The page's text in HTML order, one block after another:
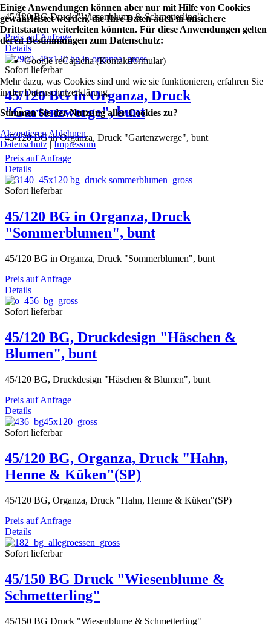
45/120 BG Druck "Wiesenblume & Schmetterling"
Preis auf Anfrage
Details
Sofort lieferbar
45/120 BG in Organza, Druck
"Gartenzwerge", bunt
45/120 BG in Organza, Druck "Gartenzwerge", bunt
Preis auf Anfrage
Details
Sofort lieferbar
45/120 BG in Organza, Druck
"Sommerblumen", bunt
45/120 BG in Organza, Druck "Sommerblumen", bunt
Preis auf Anfrage
Details
Sofort lieferbar
45/120 BG, Druckdesign "Häschen &
Blumen", bunt
45/120 BG, Druckdesign "Häschen & Blumen", bunt
Preis auf Anfrage
Details
Sofort lieferbar
45/120 BG, Organza, Druck "Hahn,
Henne & Küken"(SP)
45/120 BG, Organza, Druck "Hahn, Henne & Küken"(SP)
Preis auf Anfrage
Details
Sofort lieferbar
45/150 BG Druck "Wiesenblume &
Schmetterling"
45/150 BG Druck "Wiesenblume & Schmetterling"
Einige Anwendungen können aber nur mit Hilfe von Cookies
gewährleistet werden, die Ihre Daten auch in unsichere
Drittstaaten weiterleiten könnten. Für diese Anwendungen gelten
deren Bestimmungen zum Datenschutz:
Google reCaptcha (Kontaktformular)
Mehr dazu, was Cookies sind und wie sie funktionieren, erfahren Sie
in der Datenschutzerklärung.
Stimmen Sie der Nutzung aller Cookies zu?
Akzeptieren Ablehnen
Datenschutz |Impressum